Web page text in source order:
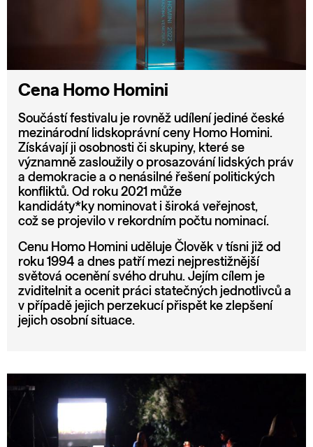
Cena Homo Homini
Součástí festivalu je rovněž udílení jediné české
mezinárodní lidskoprávní ceny Homo Homini.
Získávají ji osobnosti či skupiny, které se
významně zasloužily o prosazování lidských práv
a demokracie a o nenásilné řešení politických
konfliktů. Od roku 2021 může
kandidáty*ky nominovat i široká veřejnost,
což se projevilo v rekordním počtu nominací.
Cenu Homo Homini uděluje Člověk v tísni již od
roku 1994 a dnes patří mezi nejprestižnější
světová ocenění svého druhu. Jejím cílem je
zviditelnit a ocenit práci statečných jednotlivců a
v případě jejich perzekucí přispět ke zlepšení
jejich osobní situace.